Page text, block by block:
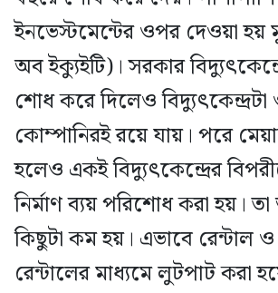
ইনভেস্টমেন্টের ওপর দেওয়া হয়
অব ইক্যুইটি)। সরকার
শোধ করে দিলেও
কোম্পানিরই রয়ে যায়। পরে
হলেও একই বিদ্যুৎকেন্দ্রের
নির্মাণ ব্যয় পরিশোধ করা হয়।
কিছুটা কম হয়। এভাবে রেন্টাল
রেন্টালের মাধ্যমে লুটপাট করা